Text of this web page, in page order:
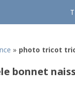
» photo tricot
bonnet